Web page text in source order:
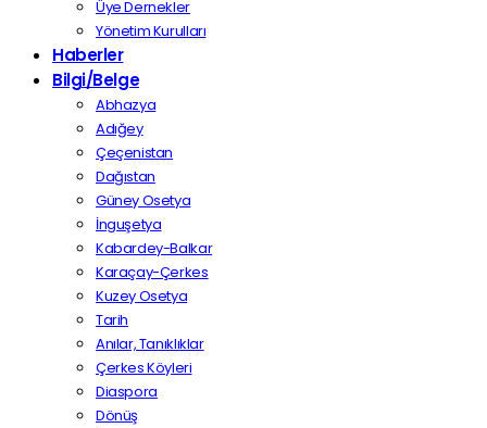
Üye Dernekler
Yönetim Kurulları
Haberler
Bilgi/Belge
Abhazya
Adığey
Çeçenistan
Dağıstan
Güney Osetya
İnguşetya
Kabardey-Balkar
Karaçay-Çerkes
Kuzey Osetya
Tarih
Anılar, Tanıklıklar
Çerkes Köyleri
Diaspora
Dönüş